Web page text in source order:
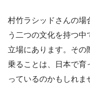
村竹ラシッドさんの場
う二つの文化を持つ
立場にあります。その
乗ることは、日本で育
っているのかもしれま